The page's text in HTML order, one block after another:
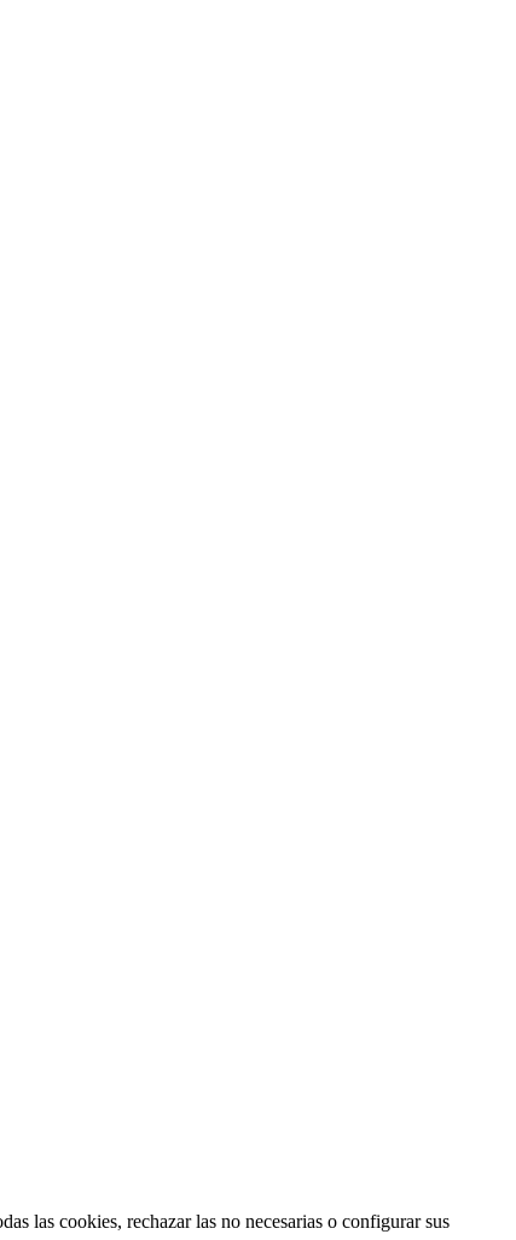
las cookies, rechazar las no necesarias o configurar sus